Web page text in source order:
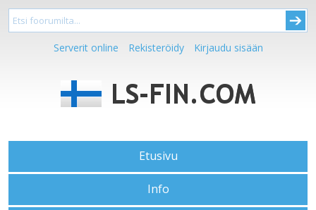
Serverit online Rekisteröidy Kirjaudu sisään
Etusivu
Info